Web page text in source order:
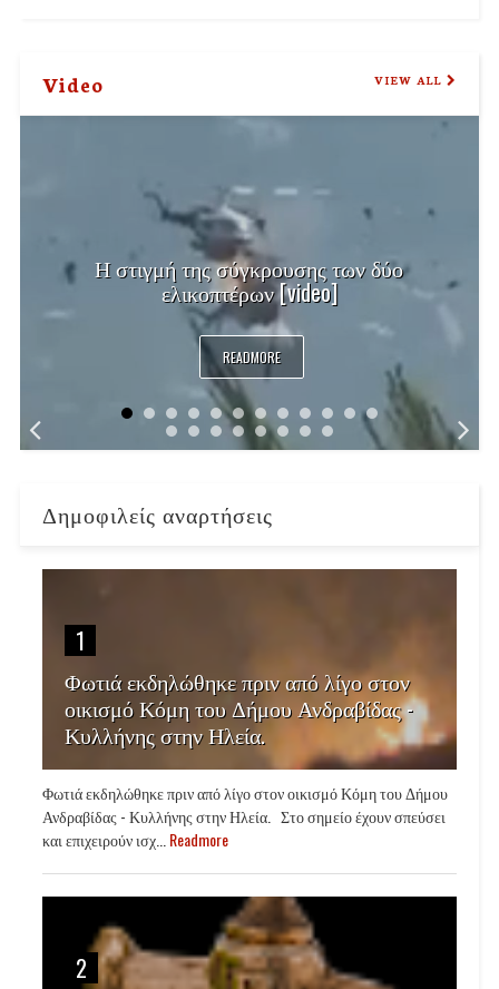
Video VIEW ALL
Η στιγμή της σύγκρουσης των δύο
ελικοπτέρων [video]
READMORE
Δημοφιλείς αναρτήσεις
1
Φωτιά εκδηλώθηκε πριν από λίγο στον
οικισμό Κόμη του Δήμου Ανδραβίδας -
Κυλλήνης στην Ηλεία.
Φωτιά εκδηλώθηκε πριν από λίγο στον οικισμό Κόμη του Δήμου
Ανδραβίδας - Κυλλήνης στην Ηλεία. Στο σημείο έχουν σπεύσει
και επιχειρούν ισχ... Readmore
2